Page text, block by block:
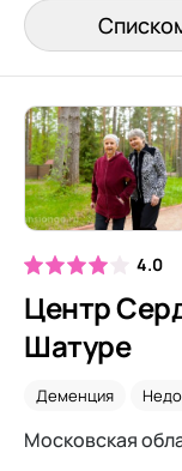
4.0
Центр
Шатуре
Деменция
Московская